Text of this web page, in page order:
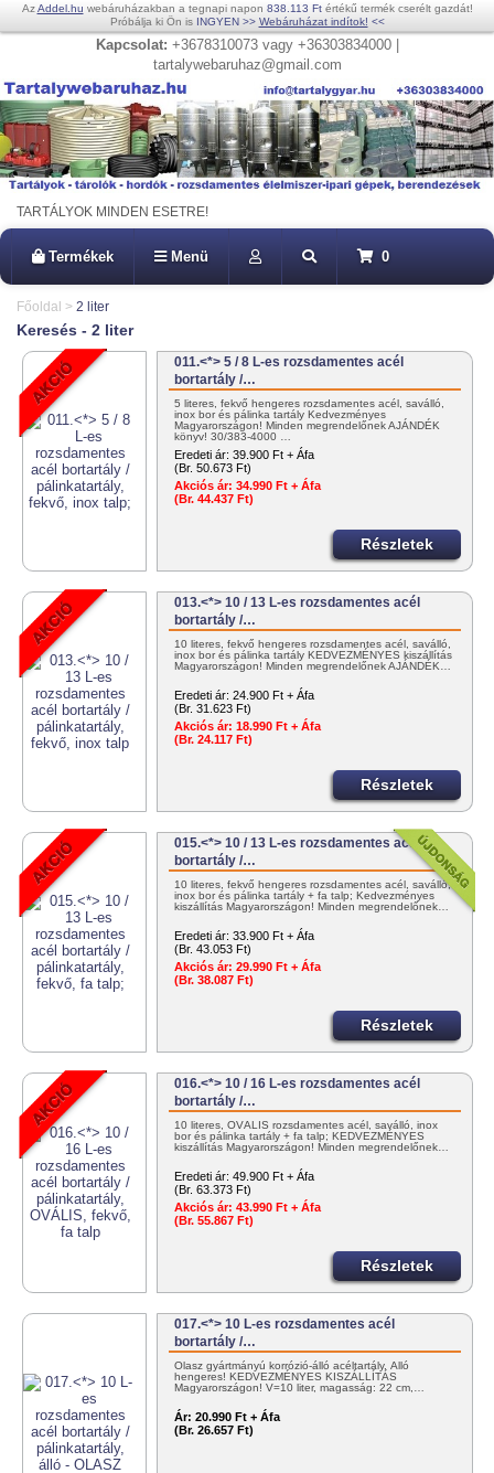
AzAddel.hu webáruházakban a tegnapi napon 838.113 Ftértékű termék cserélt gazdát!
Próbálja ki Ön is INGYEN >> Webáruházat indítok! <<
Kapcsolat: +3678310073 vagy +36303834000 |
tartalywebaruhaz@gmail.com
TARTÁLYOK MINDEN ESETRE!
Termékek Menü 0
Főoldal > 2 liter
Keresés - 2 liter
011.<*> 5 / 8 L-es rozsdamentes acél
bortartály /…
5 literes, fekvő hengeres rozsdamentes acél, saválló,
inox bor és pálinka tartály Kedvezményes
Magyarországon! Minden megrendelőnek AJÁNDÉK
könyv! 30/383-4000 …
Eredeti ár: 39.900 Ft + Áfa
(Br. 50.673 Ft)
Akciós ár: 34.990 Ft + Áfa
(Br. 44.437 Ft)
Részletek
013.<*> 10 / 13 L-es rozsdamentes acél
bortartály /…
10 literes, fekvő hengeres rozsdamentes acél, saválló,
inox bor és pálinka tartály KEDVEZMÉNYES kiszállítás
Magyarországon! Minden megrendelőnek AJÁNDÉK…
Eredeti ár: 24.900 Ft + Áfa
(Br. 31.623 Ft)
Akciós ár: 18.990 Ft + Áfa
(Br. 24.117 Ft)
Részletek
015.<*> 10 / 13 L-es rozsdamentes acél
bortartály /…
10 literes, fekvő hengeres rozsdamentes acél, saválló,
inox bor és pálinka tartály + fa talp; Kedvezményes
kiszállítás Magyarországon! Minden megrendelőnek…
Eredeti ár: 33.900 Ft + Áfa
(Br. 43.053 Ft)
Akciós ár: 29.990 Ft + Áfa
(Br. 38.087 Ft)
Részletek
016.<*> 10 / 16 L-es rozsdamentes acél
bortartály /…
10 literes, OVÁLIS rozsdamentes acél, saválló, inox
bor és pálinka tartály + fa talp; KEDVEZMÉNYES
kiszállítás Magyarországon! Minden megrendelőnek…
Eredeti ár: 49.900 Ft + Áfa
(Br. 63.373 Ft)
Akciós ár: 43.990 Ft + Áfa
(Br. 55.867 Ft)
Részletek
017.<*> 10 L-es rozsdamentes acél
bortartály /…
Olasz gyártmányú korrózió-álló acéltartály. Álló
hengeres! KEDVEZMÉNYES KISZÁLLÍTÁS
Magyarországon! V=10 liter, magasság: 22 cm,…
Ár: 20.990 Ft + Áfa
(Br. 26.657 Ft)